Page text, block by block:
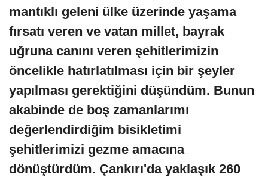
mantıklı geleni ülke üzerinde yaşama
fırsatı veren ve vatan millet, bayrak
uğruna canını veren şehitlerimizin
öncelikle hatırlatılması için bir şeyler
yapılması gerektiğini düşündüm. Bunun
akabinde de boş zamanlarımı
değerlendirdiğim bisikletimi
şehitlerimizi gezme amacına
dönüştürdüm. Çankırı'da yaklaşık 260